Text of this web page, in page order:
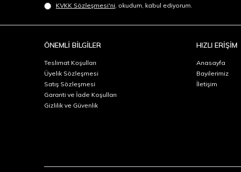
KVKK Sözleşmesi'ni, okudum, kabul ediyorum.
ÖNEMLİ BİLGİLER
Teslimat Koşulları
Üyelik Sözleşmesi
Satış Sözleşmesi
Garanti ve İade Koşulları
Gizlilik ve Güvenlik
HIZLI ERİŞİM
Anasayfa
Bayilerimiz
İletişim